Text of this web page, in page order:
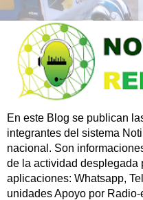
En este Blog se publican
integrantes del sistema
nacional. Son
de la actividad desplegada
aplicaciones: Whatsapp,
unidades Apoyo por